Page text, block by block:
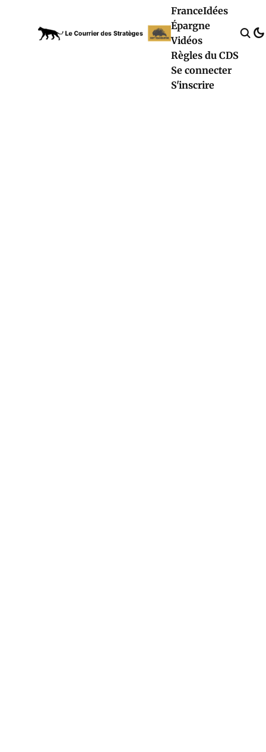
FranceIdées
Épargne
Vidéos
Règles du CDS
Se connecter
S'inscrire